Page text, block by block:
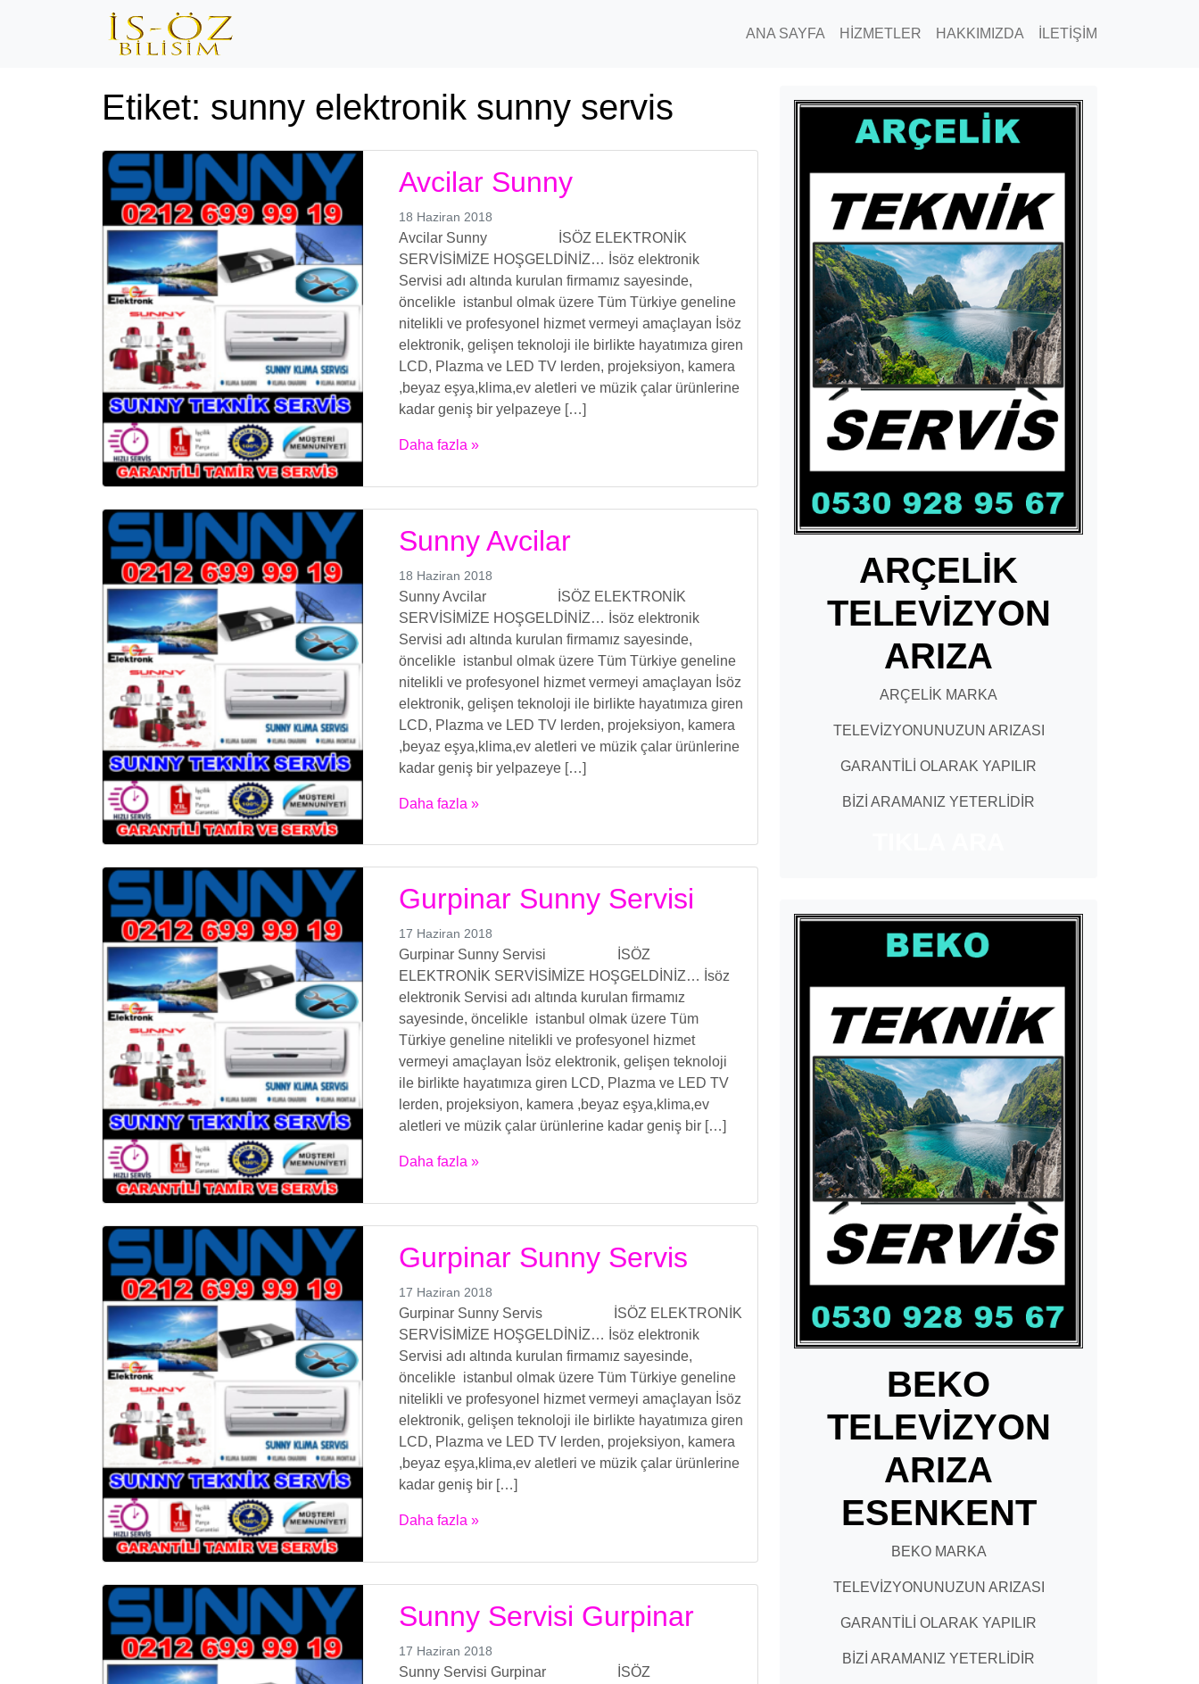
ANA SAYFA HİZMETLER HAKKIMIZDA İLETİŞİM
Etiket: sunny elektronik sunny servis
Avcilar Sunny
18 Haziran 2018
Avcilar Sunny İSÖZ ELEKTRONİK
SERVİSİMİZE HOŞGELDİNİZ… İsöz elektronik
Servisi adı altında kurulan firmamız sayesinde,
öncelikle istanbul olmak üzere Tüm Türkiye geneline
nitelikli ve profesyonel hizmet vermeyi amaçlayan İsöz
elektronik, gelişen teknoloji ile birlikte hayatımıza giren
LCD, Plazma ve LED TV lerden, projeksiyon, kamera
,beyaz eşya,klima,ev aletleri ve müzik çalar ürünlerine
kadar geniş bir yelpazeye […]
Daha fazla »
Sunny Avcilar
18 Haziran 2018
Sunny Avcilar İSÖZ ELEKTRONİK
SERVİSİMİZE HOŞGELDİNİZ… İsöz elektronik
Servisi adı altında kurulan firmamız sayesinde,
öncelikle istanbul olmak üzere Tüm Türkiye geneline
nitelikli ve profesyonel hizmet vermeyi amaçlayan İsöz
elektronik, gelişen teknoloji ile birlikte hayatımıza giren
LCD, Plazma ve LED TV lerden, projeksiyon, kamera
,beyaz eşya,klima,ev aletleri ve müzik çalar ürünlerine
kadar geniş bir yelpazeye […]
Daha fazla »
Gurpinar Sunny Servisi
17 Haziran 2018
Gurpinar Sunny Servisi İSÖZ
ELEKTRONİK SERVİSİMİZE HOŞGELDİNİZ… İsöz
elektronik Servisi adı altında kurulan firmamız
sayesinde, öncelikle istanbul olmak üzere Tüm
Türkiye geneline nitelikli ve profesyonel hizmet
vermeyi amaçlayan İsöz elektronik, gelişen teknoloji
ile birlikte hayatımıza giren LCD, Plazma ve LED TV
lerden, projeksiyon, kamera ,beyaz eşya,klima,ev
aletleri ve müzik çalar ürünlerine kadar geniş bir […]
Daha fazla »
Gurpinar Sunny Servis
17 Haziran 2018
Gurpinar Sunny Servis İSÖZ ELEKTRONİK
SERVİSİMİZE HOŞGELDİNİZ… İsöz elektronik
Servisi adı altında kurulan firmamız sayesinde,
öncelikle istanbul olmak üzere Tüm Türkiye geneline
nitelikli ve profesyonel hizmet vermeyi amaçlayan İsöz
elektronik, gelişen teknoloji ile birlikte hayatımıza giren
LCD, Plazma ve LED TV lerden, projeksiyon, kamera
,beyaz eşya,klima,ev aletleri ve müzik çalar ürünlerine
kadar geniş bir […]
Daha fazla »
Sunny Servisi Gurpinar
17 Haziran 2018
Sunny Servisi Gurpinar İSÖZ
ARÇELİK
TELEVİZYON
ARIZA
ARÇELİK MARKA
TELEVİZYONUNUZUN ARIZASI
GARANTİLİ OLARAK YAPILIR
BİZİ ARAMANIZ YETERLİDİR
BEKO
TELEVİZYON
ARIZA
ESENKENT
BEKO MARKA
TELEVİZYONUNUZUN ARIZASI
GARANTİLİ OLARAK YAPILIR
BİZİ ARAMANIZ YETERLİDİR